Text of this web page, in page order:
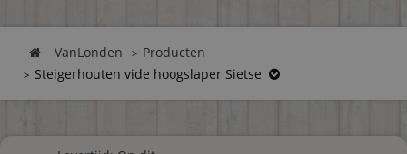
VanLonden
Producten
Steigerhouten vide hoogslaper Sietse